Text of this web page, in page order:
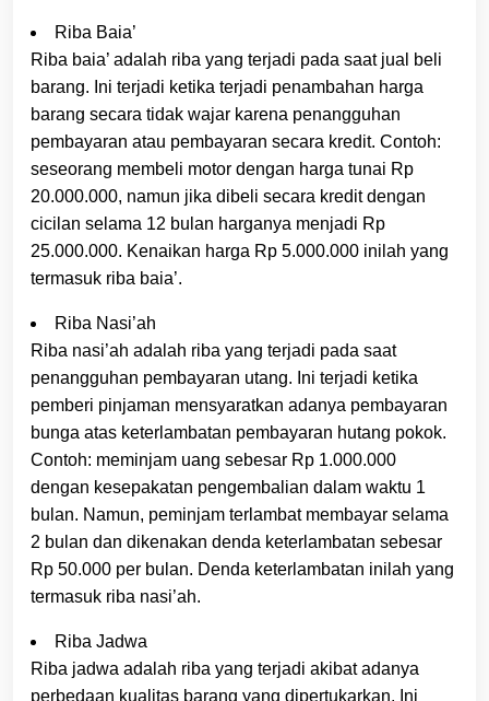
Riba Baia’
Riba baia’ adalah riba yang terjadi pada saat jual beli
barang. Ini terjadi ketika terjadi penambahan harga
barang secara tidak wajar karena penangguhan
pembayaran atau pembayaran secara kredit. Contoh:
seseorang membeli motor dengan harga tunai Rp
20.000.000, namun jika dibeli secara kredit dengan
cicilan selama 12 bulan harganya menjadi Rp
25.000.000. Kenaikan harga Rp 5.000.000 inilah yang
termasuk riba baia’.
Riba Nasi’ah
Riba nasi’ah adalah riba yang terjadi pada saat
penangguhan pembayaran utang. Ini terjadi ketika
pemberi pinjaman mensyaratkan adanya pembayaran
bunga atas keterlambatan pembayaran hutang pokok.
Contoh: meminjam uang sebesar Rp 1.000.000
dengan kesepakatan pengembalian dalam waktu 1
bulan. Namun, peminjam terlambat membayar selama
2 bulan dan dikenakan denda keterlambatan sebesar
Rp 50.000 per bulan. Denda keterlambatan inilah yang
termasuk riba nasi’ah.
Riba Jadwa
Riba jadwa adalah riba yang terjadi akibat adanya
perbedaan kualitas barang yang dipertukarkan. Ini